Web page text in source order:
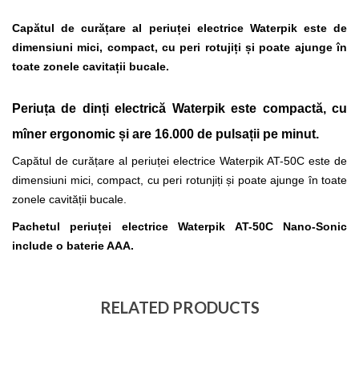
Capătul de curățare al periuței electrice Waterpik este de
dimensiuni mici, compact, cu peri rotujiți și poate ajunge în
toate zonele cavitații bucale.
Periuța de dinți electrică Waterpik este compactă, cu
mîner ergonomic și are 16.000 de pulsații pe minut.
Capătul de curățare al periuței electrice Waterpik AT-50C este de
dimensiuni mici, compact, cu peri rotunjiți și poate ajunge în toate
zonele cavității bucale.
Pachetul periuței electrice Waterpik AT-50C Nano-Sonic
include o baterie AAA.
RELATED PRODUCTS